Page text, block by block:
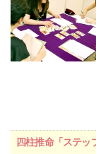
四柱推命「ステ